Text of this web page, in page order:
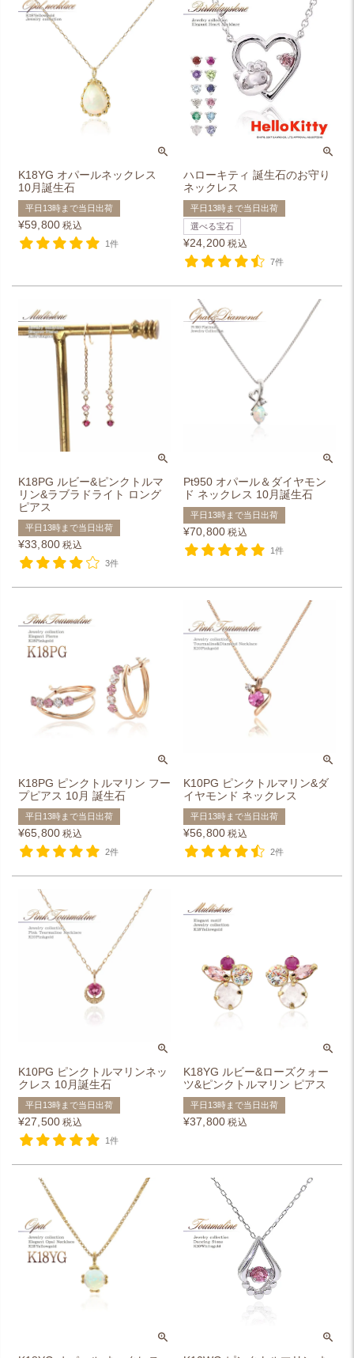
K18YG オパールネックレス
10月誕生石
平日13時まで当日出荷
¥59,800 税込
1件
ハローキティ 誕生石のお守り
ネックレス
平日13時まで当日出荷
選べる宝石
¥24,200 税込
7件
K18PG ルビー&ピンクトルマ
リン&ラブラドライト ロング
ピアス
平日13時まで当日出荷
¥33,800 税込
3件
Pt950 オパール＆ダイヤモン
ド ネックレス 10月誕生石
平日13時まで当日出荷
¥70,800 税込
1件
K18PG ピンクトルマリン フー
プピアス 10月 誕生石
平日13時まで当日出荷
¥65,800 税込
2件
K10PG ピンクトルマリン&ダ
イヤモンド ネックレス
平日13時まで当日出荷
¥56,800 税込
2件
K10PG ピンクトルマリンネッ
クレス 10月誕生石
平日13時まで当日出荷
¥27,500 税込
1件
K18YG ルビー&ローズクォー
ツ&ピンクトルマリン ピアス
平日13時まで当日出荷
¥37,800 税込